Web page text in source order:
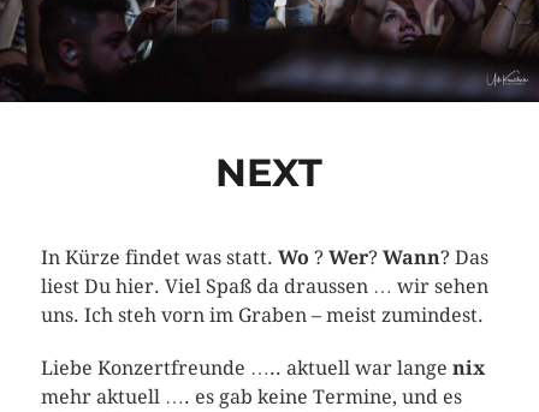
NEXT
In Kürze findet was statt. Wo ? Wer? Wann? Das
liest Du hier. Viel Spaß da draussen … wir sehen
uns. Ich steh vorn im Graben – meist zumindest.
Liebe Konzertfreunde ….. aktuell war lange nix
mehr aktuell …. es gab keine Termine, und es